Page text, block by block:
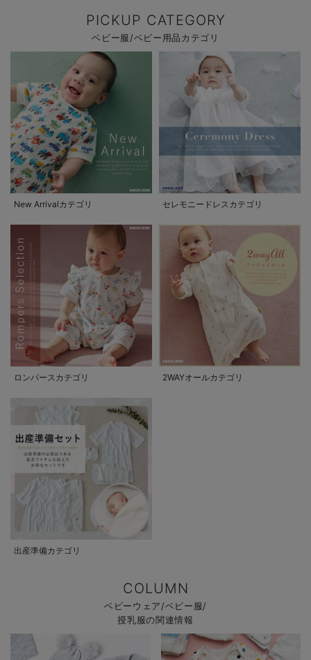
PICKUP CATEGORY
ベビー服/ベビー用品カテゴリ
New Arrivalカテゴリ セレモニードレスカテゴリ
ロンパースカテゴリ 2WAYオールカテゴリ
出産準備カテゴリ
COLUMN
ベビーウェア/ベビー服/
授乳服の関連情報